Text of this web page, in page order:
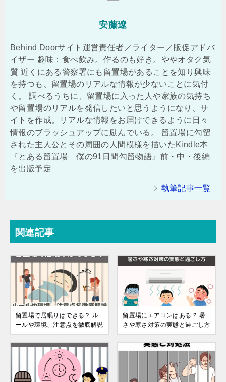
安藤遼
Behind Doorサイト運営責任者／ライター／販促アドバ
イザー 趣味：食べ飲み。作るのも好き。ややオタク気
質 近くにある警察署にも留置場があることを知り興味
を持つも、留置場のリアルな情報が少ないことに気付
く。 調べるうちに、留置場に入った人や家族の気持ち
や留置場のリアルを発信したいと思うようになり、サ
イトを作成。リアルな情報をお届けできるように日々
情報のブラッシュアップに励んでいる。 留置場に勾留
された主人公とその周囲の人間模様を描いたKindle本
『とある留置場 僕の91日間勾留物語』前・中・後編
を出版予定
執筆記事一覧
関連記事
留置場で居眠りはできる？ ル
ールや環境、注意点を徹底解説
留置場にエアコンはある？ 暑
さや寒さ対策の実態と過ごし方